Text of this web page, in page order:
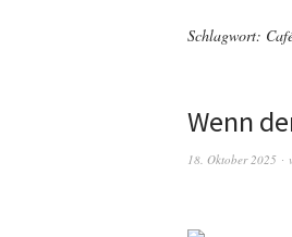
Schlagwort:
Wenn
18. Oktober 2025